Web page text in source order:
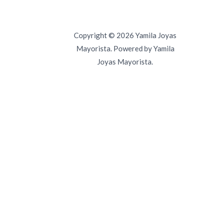
Copyright © 2026 Yamila Joyas
Mayorista. Powered by Yamila
Joyas Mayorista.